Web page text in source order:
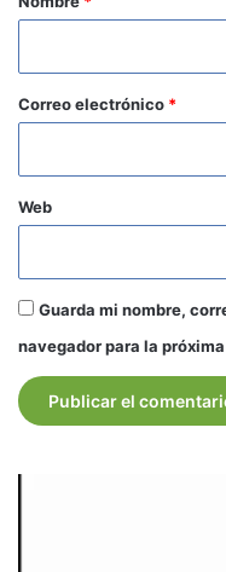
o
*
Correo electrónico *
Web
Guarda mi nombre,
navegador para la